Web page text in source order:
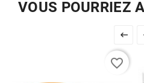
VOUS POURRIEZ

favorite_border